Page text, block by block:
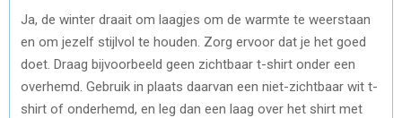
Ja, de winter draait om laagjes om de warmte te weerstaan
en om jezelf stijlvol te houden. Zorg ervoor dat je het goed
doet. Draag bijvoorbeeld geen zichtbaar t-shirt onder een
overhemd. Gebruik in plaats daarvan een niet-zichtbaar wit t-
shirt of onderhemd, en leg dan een laag over het shirt met